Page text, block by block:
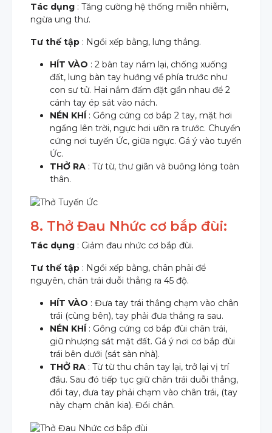
Tác dụng : Tăng cường hệ thống miễn nhiễm,
ngừa ung thư.
Tư thế tập : Ngồi xếp bằng, lưng thẳng.
HÍT VÀO : 2 bàn tay nắm lại, chống xuống
đất, lưng bàn tay hướng về phía trước như
con sư tử. Hai nắm đấm đặt gần nhau để 2
cánh tay ép sát vào nách.
NÉN KHÍ : Gồng cứng cơ bắp 2 tay, mặt hơi
ngẩng lên trời, ngực hơi ưỡn ra trước. Chuyển
cứng nơi tuyến Ức, giữa ngực. Gá ý vào tuyến
Ức.
THỞ RA : Từ từ, thư giãn và buông lỏng toàn
thân.
8. Thở Đau Nhức cơ bắp đùi:
Tác dụng : Giảm đau nhức cơ bắp đùi.
Tư thế tập : Ngồi xếp bằng, chân phải để
nguyên, chân trái duỗi thẳng ra 45 độ.
HÍT VÀO : Đưa tay trái thẳng chạm vào chân
trái (cùng bên), tay phải đưa thẳng ra sau.
NÉN KHÍ : Gồng cứng cơ bắp đùi chân trái,
giữ nhượng sát mặt đất. Gá ý nơi cơ bắp đùi
trái bên dưới (sát sàn nhà).
THỞ RA : Từ từ thu chân tay lại, trở lại vị trí
đầu. Sau đó tiếp tục giữ chân trái duỗi thẳng,
đổi tay, đưa tay phải chạm vào chân trái, (tay
này chạm chân kia). Đổi chân.